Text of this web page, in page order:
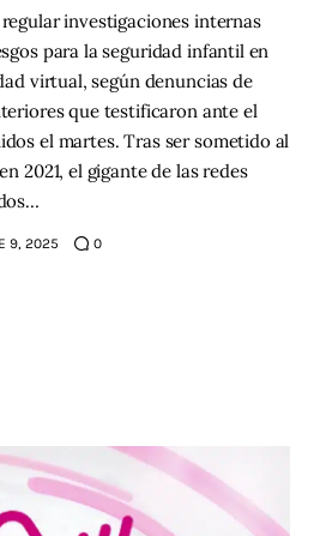
investigaciones internas
para la seguridad infantil en
virtual, según denuncias de
que testificaron ante el
el martes. Tras ser sometido al
2021, el gigante de las redes
9, 2025 0